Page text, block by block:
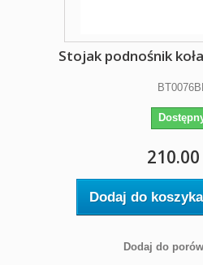
Stojak podnośnik
210.00
Dodaj do koszyka
Dodaj do